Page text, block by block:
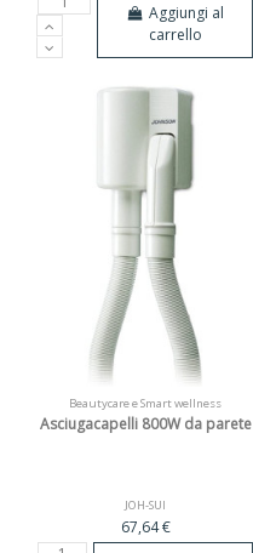
Aggiungi al
carrello
Beautycare e Smart wellness
Asciugacapelli 800W da parete
JOH-SUI
67,64 €